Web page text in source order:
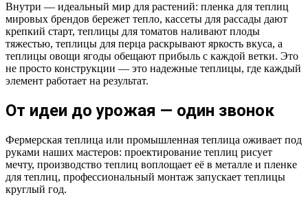
Внутри — идеальный мир для растений: пленка для теплиц
мировых брендов бережет тепло, кассеты для рассады дают
крепкий старт, теплицы для томатов наливают плоды
тяжестью, теплицы для перца раскрывают яркость вкуса, а
теплицы овощи ягоды обещают прибыль с каждой ветки. Это
не просто конструкции — это надежные теплицы, где каждый
элемент работает на результат.
От идеи до урожая — один звонок
Фермерская теплица или промышленная теплица оживает под
руками наших мастеров: проектирование теплиц рисует
мечту, производство теплиц воплощает её в металле и пленке
для теплиц, профессиональный монтаж запускает теплицы
круглый год.